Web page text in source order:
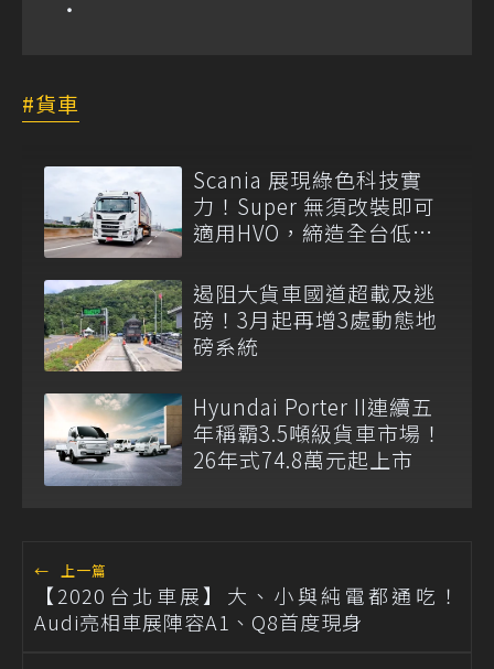
貨車
Scania 展現綠色科技實
力！Super 無須改裝即可
適用HVO，締造全台低碳
遏阻大貨車國道超載及逃
磅！3月起再增3處動態地
磅系統
Hyundai Porter II連續五
年稱霸3.5噸級貨車市場！
26年式74.8萬元起上市
← 上一篇
【2020台北車展】大、小與純電都通吃！
Audi亮相車展陣容A1、Q8首度現身